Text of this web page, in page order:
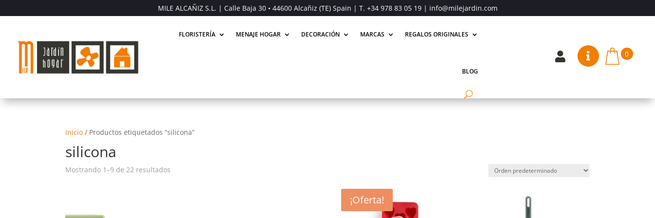
MILE ALCAÑIZ S.L. | Calle Baja 30 • 44600 Alcañiz (TE) Spain | T. +34 978 83 05 19| info@milejardin.com
FLORISTERÍA MENAJE HOGAR DECORACIÓN MARCAS REGALOS ORIGINALES
BLOG
  0
Inicio / Productos etiquetados “silicona”
silicona
Mostrando 1–9 de 22 resultados
¡Oferta!